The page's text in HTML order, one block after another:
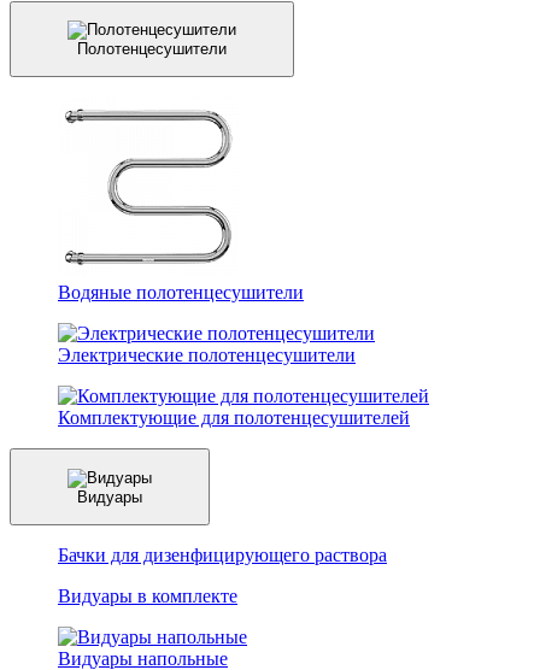
Полотенцесушители
Водяные полотенцесушители
Электрические полотенцесушители
Комплектующие для полотенцесушителей
Видуары
Бачки для дизенфицирующего раствора
Видуары в комплекте
Видуары напольные